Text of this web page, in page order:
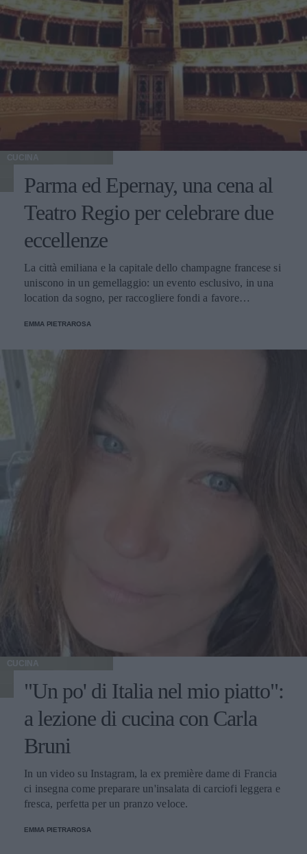
CUCINA
Parma ed Epernay, una cena al
Teatro Regio per celebrare due
eccellenze
La città emiliana e la capitale dello champagne francese si
uniscono in un gemellaggio: un evento esclusivo, in una
location da sogno, per raccogliere fondi a favore
EMMA PIETRAROSA
CUCINA
"Un po' di Italia nel mio piatto":
a lezione di cucina con Carla
Bruni
In un video su Instagram, la ex première dame di Francia
ci insegna come preparare un'insalata di carciofi leggera e
fresca, perfetta per un pranzo veloce.
EMMA PIETRAROSA